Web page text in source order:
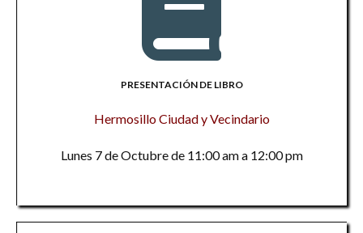
PRESENTACIÓN DE LIBRO
Hermosillo Ciudad y Vecindario
Lunes 7 de Octubre de 11:00 am a 12:00 pm